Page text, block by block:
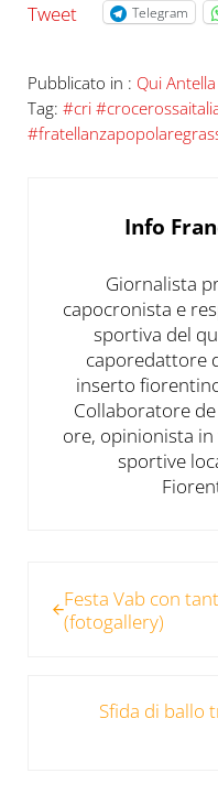
Tweet Telegram
Pubblicato in : Qui Antella
Tag: #cri
Info
Giornalista
capocronista e
sportiva del
caporedattore
inserto
Collaboratore
ore, opinionista
sportive
Festa Vab con
(fotogallery)
Sfida di ballo